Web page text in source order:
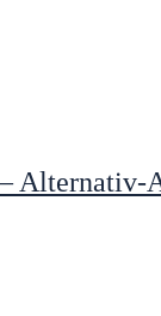
Alternativ-